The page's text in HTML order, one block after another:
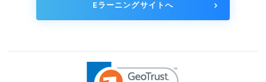
Eラーニングサイトへ